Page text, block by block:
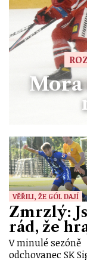
Mora
VĚŘILI, ŽE GÓL DAJÍ
Zmrzlý:
rád, že
V minulé sezóně
odchovanec SK